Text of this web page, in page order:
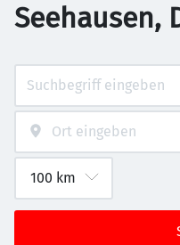
Seehausen,